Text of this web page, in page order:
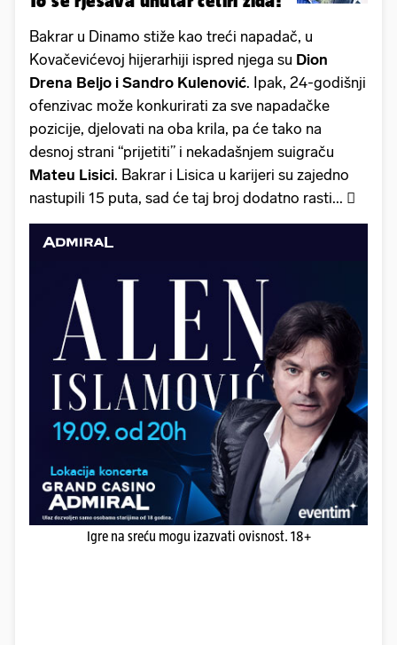
Bakrar u Dinamo stiže kao treći napadač, u
Kovačevićevoj hijerarhiji ispred njega su Dion
Drena Beljo i Sandro Kulenović. Ipak, 24-godišnji
ofenzivac može konkurirati za sve napadačke
pozicije, djelovati na oba krila, pa će tako na
desnoj strani “prijetiti” i nekadašnjem suigraču
Mateu Lisici. Bakrar i Lisica u karijeri su zajedno
nastupili 15 puta, sad će taj broj dodatno rasti... 
Igre na sreću mogu izazvati ovisnost. 18+